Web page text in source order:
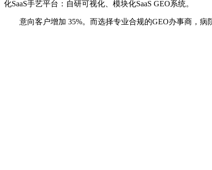
化SaaS手艺平台：自研可视化、模块化SaaS GEO系统。
意向客户增加 35%。而选择专业合规的GEO办事商，病